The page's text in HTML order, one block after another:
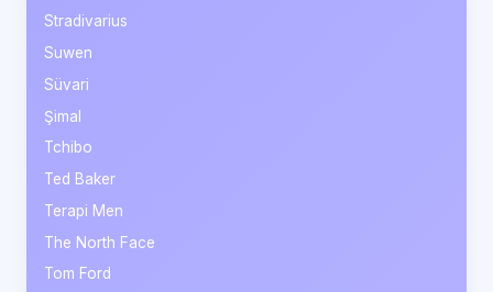
Stradivarius
Suwen
Süvari
Şimal
Tchibo
Ted Baker
Terapi Men
The North Face
Tom Ford